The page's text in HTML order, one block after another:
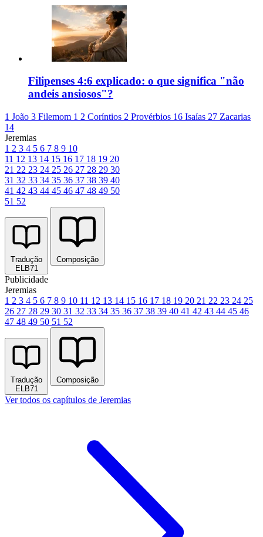
Filipenses 4:6 explicado: o que significa "não
andeis ansiosos"?
1 João 3 Filemom 1 2 Coríntios 2 Provérbios 16 Isaías 27 Zacarias
14
Jeremias
1 2 3 4 5 6 7 8 9 10
11 12 13 14 15 16 17 18 19 20
21 22 23 24 25 26 27 28 29 30
31 32 33 34 35 36 37 38 39 40
41 42 43 44 45 46 47 48 49 50
51 52
Tradução
ELB71
Composição
Publicidade
Jeremias
1 2 3 4 5 6 7 8 9 10 11 12 13 14 15 16 17 18 19 20 21 22 23 24 25
26 27 28 29 30 31 32 33 34 35 36 37 38 39 40 41 42 43 44 45 46
47 48 49 50 51 52
Tradução
ELB71
Composição
Ver todos os capítulos de Jeremias